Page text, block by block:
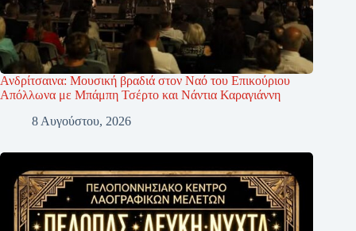
Ανδρίτσαινα: Μουσική βραδιά στον Ναό του Επικούριου
Απόλλωνα με Μπάμπη Τσέρτο και Νάντια Καραγιάννη
8 Αυγούστου, 2026